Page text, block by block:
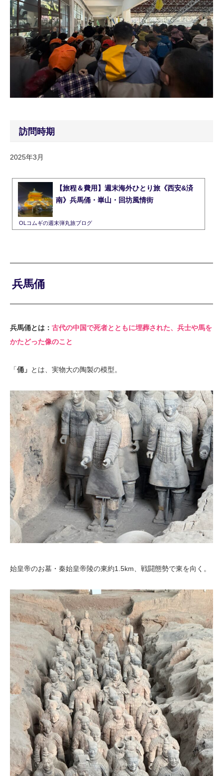
訪問時期
2025年3月
【旅程＆費用】週末海外ひとり旅《西安&済
南》兵馬俑・崋山・回坊風情街
OLコムギの週末弾丸旅ブログ
兵馬俑
兵馬俑とは： 古代の中国で死者とともに埋葬された、兵士や馬を
かたどった像のこと
「俑」 とは、実物大の陶製の模型。
始皇帝のお墓・秦始皇帝陵の東約1.5km、戦闘態勢で東を向く。